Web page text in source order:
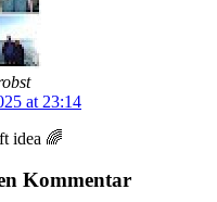
at 23:14
idea 🌈
Kommentar